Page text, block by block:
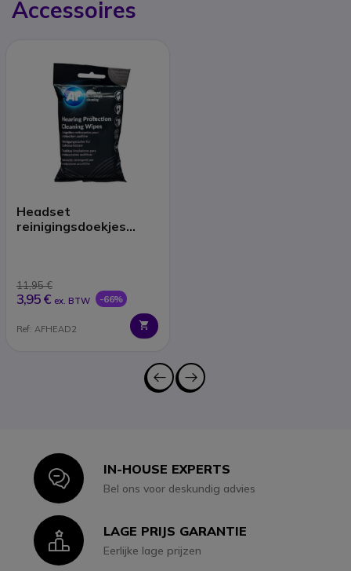
Accessoires
Headset
reinigingsdoekjes
11,95 €
3,95 € ex. BTW -66%
Ref: AFHEAD2
IconIN-HOUSE EXPERTS
Bel ons voor deskundig advies
IconLAGE PRIJS GARANTIE
Eerlijke lage prijzen